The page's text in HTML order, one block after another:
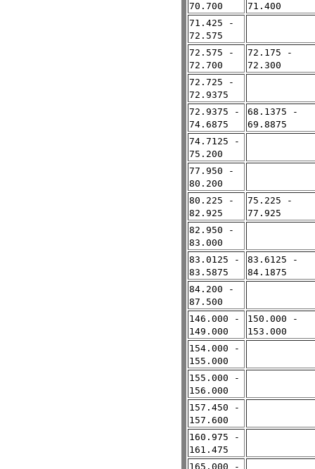
70.700
71.400
71.425 -
72.575
72.575 -
72.700
72.175 -
72.300
72.725 -
72.9375
72.9375 -
74.6875
68.1375 -
69.8875
74.7125 -
75.200
77.950 -
80.200
80.225 -
82.925
75.225 -
77.925
82.950 -
83.000
83.0125 -
83.5875
83.6125 -
84.1875
84.200 -
87.500
146.000 -
149.000
150.000 -
153.000
154.000 -
155.000
155.000 -
156.000
157.450 -
157.600
160.975 -
161.475
165.000 -